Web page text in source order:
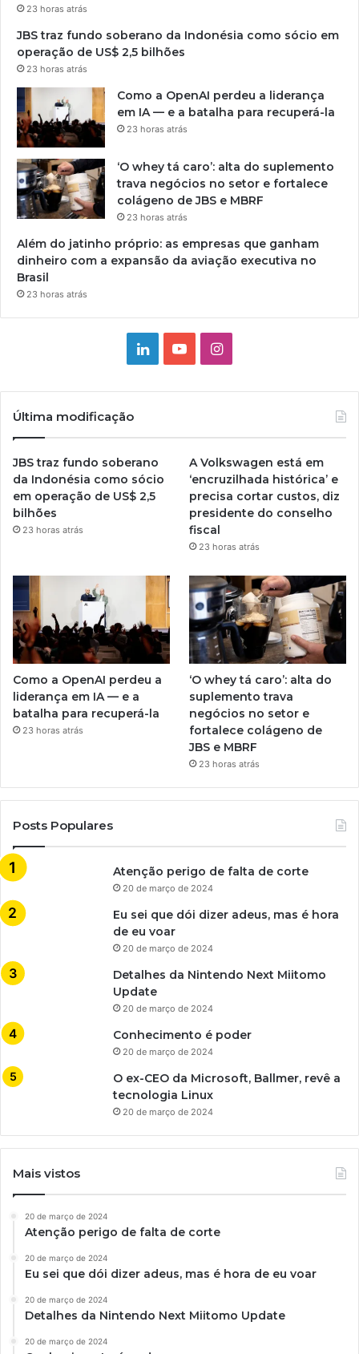
23 horas atrás
JBS traz fundo soberano da Indonésia como sócio em
operação de US$ 2,5 bilhões
23 horas atrás
Como a OpenAI perdeu a liderança
em IA — e a batalha para recuperá-la
23 horas atrás
‘O whey tá caro’: alta do suplemento
trava negócios no setor e fortalece
colágeno de JBS e MBRF
23 horas atrás
Além do jatinho próprio: as empresas que ganham
dinheiro com a expansão da aviação executiva no
Brasil
23 horas atrás
LinkedinYouTubeInstagram
Última modificação
JBS traz fundo soberano
da Indonésia como sócio
em operação de US$ 2,5
bilhões
23 horas atrás
A Volkswagen está em
‘encruzilhada histórica’ e
precisa cortar custos, diz
presidente do conselho
fiscal
23 horas atrás
Como a OpenAI perdeu a
liderança em IA — e a
batalha para recuperá-la
23 horas atrás
‘O whey tá caro’: alta do
suplemento trava
negócios no setor e
fortalece colágeno de
JBS e MBRF
23 horas atrás
Posts Populares
Atenção perigo de falta de corte
20 de março de 2024
Eu sei que dói dizer adeus, mas é hora
de eu voar
20 de março de 2024
Detalhes da Nintendo Next Miitomo
Update
20 de março de 2024
Conhecimento é poder
20 de março de 2024
O ex-CEO da Microsoft, Ballmer, revê a
tecnologia Linux
20 de março de 2024
Mais vistos
20 de março de 2024
Atenção perigo de falta de corte
20 de março de 2024
Eu sei que dói dizer adeus, mas é hora de eu voar
20 de março de 2024
Detalhes da Nintendo Next Miitomo Update
20 de março de 2024